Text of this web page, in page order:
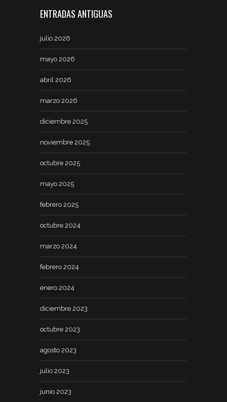
ENTRADAS ANTIGUAS
julio 2026
mayo 2026
abril 2026
marzo 2026
diciembre 2025
noviembre 2025
octubre 2025
mayo 2025
febrero 2025
octubre 2024
marzo 2024
febrero 2024
enero 2024
diciembre 2023
octubre 2023
agosto 2023
julio 2023
junio 2023